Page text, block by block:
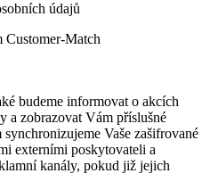
údajů
Customer-Match
budeme informovat o akcích
a zobrazovat Vám příslušné
Vaše zašifrované
externími poskytovateli a
kanály, pokud již jejich